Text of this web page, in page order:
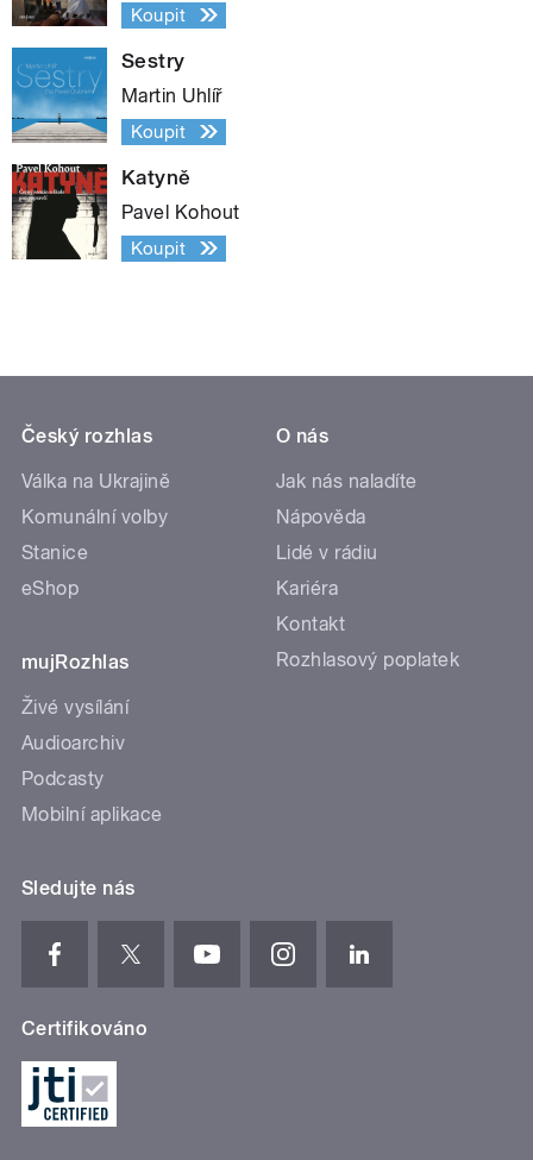
Koupit
Sestry
Martin Uhlíř
Koupit
Katyně
Pavel Kohout
Koupit
Český rozhlas
Válka na Ukrajině
Komunální volby
Stanice
eShop
mujRozhlas
Živé vysílání
Audioarchiv
Podcasty
Mobilní aplikace
O nás
Jak nás naladíte
Nápověda
Lidé v rádiu
Kariéra
Kontakt
Rozhlasový poplatek
Sledujte nás
Certifikováno